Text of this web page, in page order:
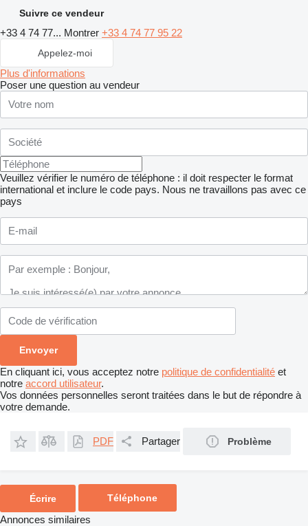
Suivre ce vendeur
+33 4 74 77... Montrer +33 4 74 77 95 22
Appelez-moi
Plus d'informations
Poser une question au vendeur
Veuillez vérifier le numéro de téléphone : il doit respecter le format
international et inclure le code pays. Nous ne travaillons pas avec ce
pays
En cliquant ici, vous acceptez notre politique de confidentialité et
notre accord utilisateur.
Vos données personnelles seront traitées dans le but de répondre à
votre demande.
PDF Partager Problème
Écrire Téléphone
Annonces similaires